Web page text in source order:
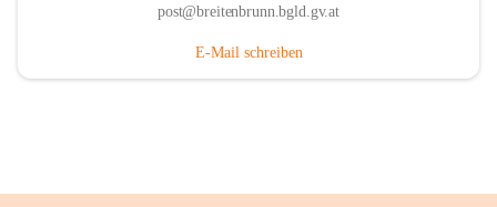
post@breitenbrunn.bgld.gv.at
E-Mail schreiben